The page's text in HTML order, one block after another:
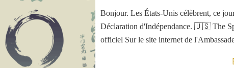
Bonjour. Les États-Unis célèbrent, ce
Déclaration d'Indépendance. 🇺🇸 The
officiel Sur le site internet de